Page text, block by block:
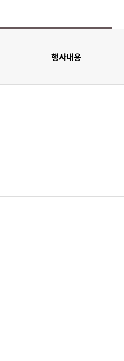
행사내용